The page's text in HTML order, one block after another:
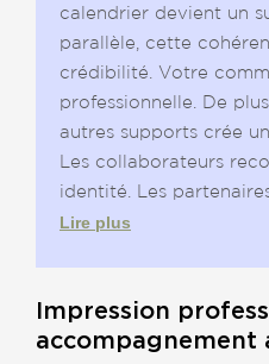
calendrier devient un
parallèle, cette
crédibilité. Votre
professionnelle. De
autres supports crée
Les collaborateurs
identité. Les
Lire plus
Impression
accompagnement